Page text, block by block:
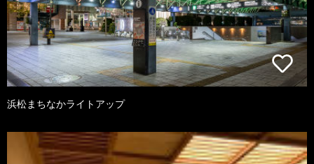
浜松まちなかライトアップ